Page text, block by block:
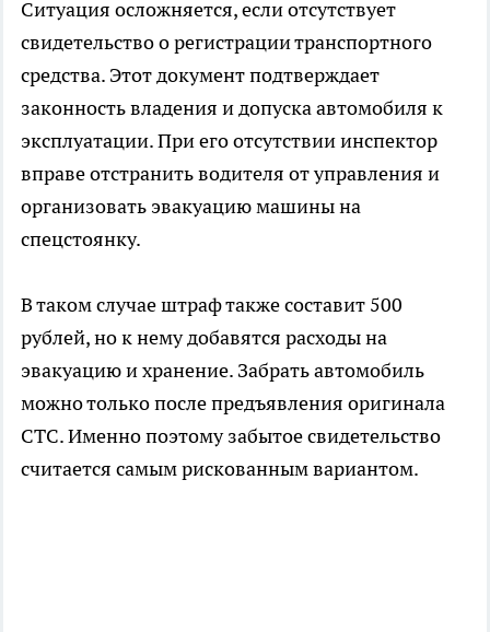
Ситуация осложняется, если отсутствует
свидетельство о регистрации транспортного
средства. Этот документ подтверждает
законность владения и допуска автомобиля к
эксплуатации. При его отсутствии инспектор
вправе отстранить водителя от управления и
организовать эвакуацию машины на
спецстоянку.
В таком случае штраф также составит 500
рублей, но к нему добавятся расходы на
эвакуацию и хранение. Забрать автомобиль
можно только после предъявления оригинала
СТС. Именно поэтому забытое свидетельство
считается самым рискованным вариантом.